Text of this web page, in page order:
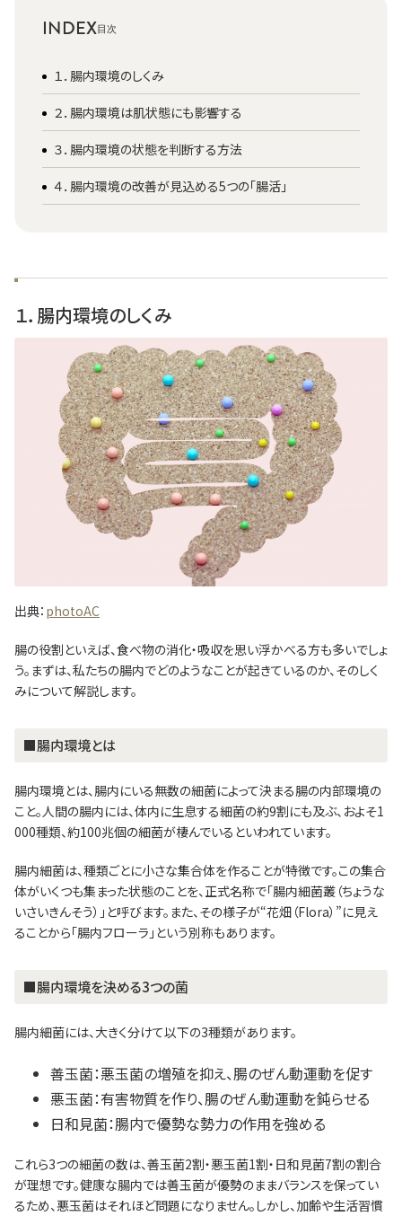
INDEX
１．腸内環境のしくみ
２．腸内環境は肌状態にも影響する
３．腸内環境の状態を判断する方法
４．腸内環境の改善が見込める5つの「腸活」
１．腸内環境のしくみ
出典： photoAC
腸の役割といえば、食べ物の消化・吸収を思い浮かべる方も多いでしょ
う。まずは、私たちの腸内でどのようなことが起きているのか、そのしく
みについて解説します。
■腸内環境とは
腸内環境とは、腸内にいる無数の細菌によって決まる腸の内部環境の
こと。人間の腸内には、体内に生息する細菌の約9割にも及ぶ、およそ1
000種類、約100兆個の細菌が棲んでいるといわれています。
腸内細菌は、種類ごとに小さな集合体を作ることが特徴です。この集合
体がいくつも集まった状態のことを、正式名称で「腸内細菌叢（ちょうな
いさいきんそう）」と呼びます。また、その様子が“花畑（Flora）”に見え
ることから「腸内フローラ」という別称もあります。
■腸内環境を決める3つの菌
腸内細菌には、大きく分けて以下の3種類があります。
善玉菌：悪玉菌の増殖を抑え、腸のぜん動運動を促す
悪玉菌：有害物質を作り、腸のぜん動運動を鈍らせる
日和見菌：腸内で優勢な勢力の作用を強める
これら3つの細菌の数は、善玉菌2割・悪玉菌1割・日和見菌7割の割合
が理想です。健康な腸内では善玉菌が優勢のままバランスを保ってい
るため、悪玉菌はそれほど問題になりません。しかし、加齢や生活習慣